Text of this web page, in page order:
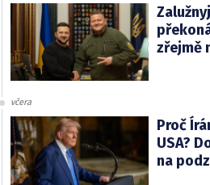
zřejmě
včera
Proč
USA?
na